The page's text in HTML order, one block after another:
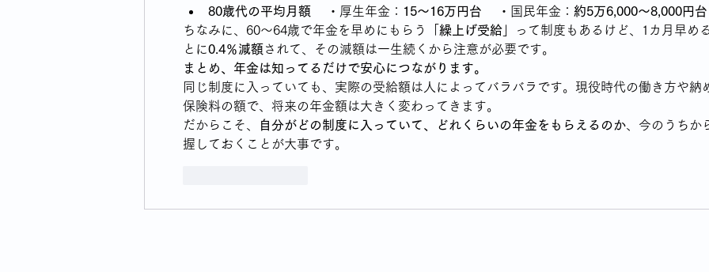
80歳代の平均月額 ・厚生年金： 15〜16万円台 ・国民年金： 約5万6,000〜8,000円台
ちなみに、60〜64歳で年金を早めにもらう「 繰上げ受給 」って制度もあるけど、1カ月早め
とに0.4％減額 されて、その減額は一生続くから注意が必要です。
まとめ、年金は知ってるだけで安心につながります。
同じ制度に入っていても、実際の受給額は人によってバラバラです。現役時代の働き方や納
保険料の額で、将来の年金額は大きく変わってきます。
だからこそ、
自分がどの制度に入っていて、どれくらいの年金をもらえるのか 、今のうちか
握しておくことが大事です。